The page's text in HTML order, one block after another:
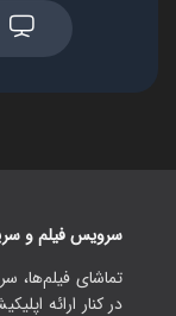
سرویس فیلم و
تماشای فیلم‌ها،
در کنار ارائه